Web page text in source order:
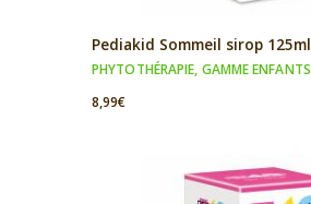
Pediakid Sommeil sirop 125ml
PHYTOTHÉRAPIE, GAMME ENFANTS
8,99€